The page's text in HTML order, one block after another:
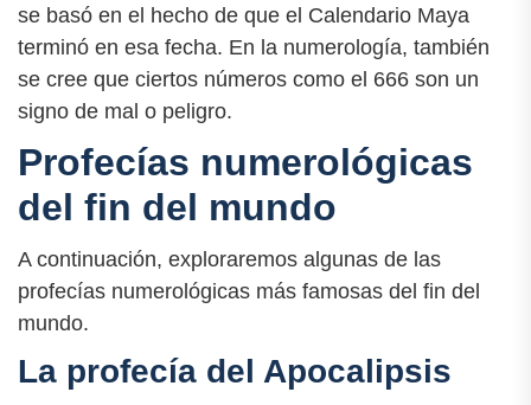
se basó en el hecho de que el Calendario Maya
terminó en esa fecha. En la numerología, también
se cree que ciertos números como el 666 son un
signo de mal o peligro.
Profecías numerológicas
del fin del mundo
A continuación, exploraremos algunas de las
profecías numerológicas más famosas del fin del
mundo.
La profecía del Apocalipsis